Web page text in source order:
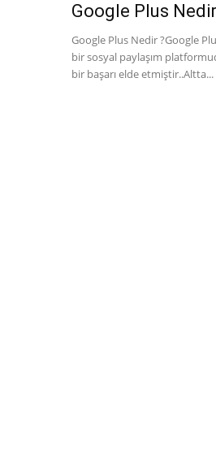
Google Plus
Google Plus Nedir ?Google
bir sosyal paylaşım
bir başarı elde etmiştir..Altta...